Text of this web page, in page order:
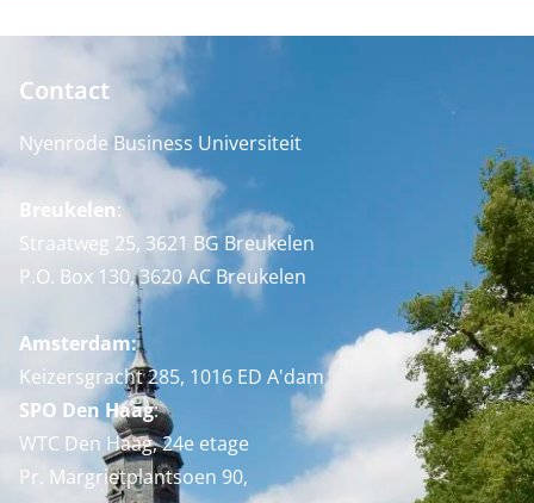
Contact
Nyenrode Business Universiteit
Breukelen:
Straatweg 25, 3621 BG Breukelen
P.O. Box 130, 3620 AC Breukelen
Amsterdam:
Keizersgracht 285, 1016 ED A'dam
SPO Den Haag:
WTC Den Haag, 24e etage
Pr. Margrietplantsoen 90,